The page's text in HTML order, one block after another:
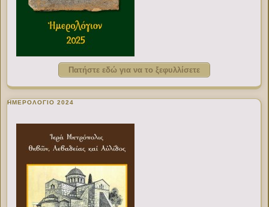
Πατήστε εδώ για να το ξεφυλλίσετε
ΗΜΕΡΟΛΟΓΙΟ 2024